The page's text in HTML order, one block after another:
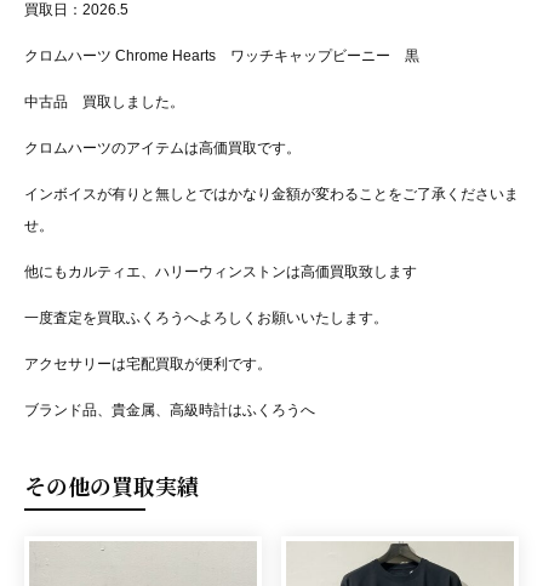
買取日：2026.5
クロムハーツ Chrome Hearts ワッチキャップビーニー 黒
中古品 買取しました。
クロムハーツのアイテムは高価買取です。
インボイスが有りと無しとではかなり金額が変わることをご了承くださいま
せ。
他にもカルティエ、ハリーウィンストンは高価買取致します
一度査定を買取ふくろうへよろしくお願いいたします。
アクセサリーは宅配買取が便利です。
ブランド品、貴金属、高級時計はふくろうへ
その他の買取実績